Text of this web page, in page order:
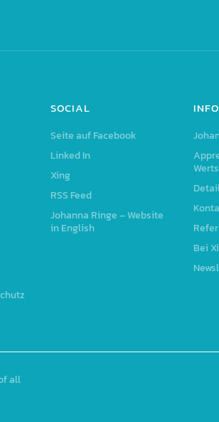
SOCIAL
Seite auf Facebook
Linked In
Xing
RSS Feed
Johanna Ringe – Website
in English
Bei
all